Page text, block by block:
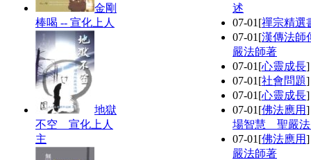
金剛
棒喝 -- 宣化上人
地獄
不空 宣化上人
主
述
07-01 [禪宗精選
07-01 [漢傳法師
嚴法師著
07-01 [心靈成長
07-01 [社會問題
07-01 [心靈成長
07-01 [佛法應用
場智慧 聖嚴
07-01 [佛法應用
嚴法師著